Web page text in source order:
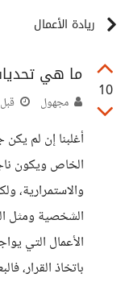
ريادة الأعمال
10
ما هي
مجهول قبل 3 سنوات
أغلبنا إن لم
الخاص ويكون
والاستمرارية،
الشخصية ومثل
الأعمال التي
باتخاذ القرار،